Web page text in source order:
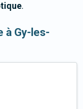
.
à Gy-les-